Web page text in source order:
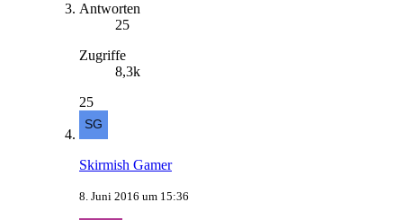
Antworten
25
Zugriffe
8,3k
25
Skirmish Gamer
8. Juni 2016 um 15:36